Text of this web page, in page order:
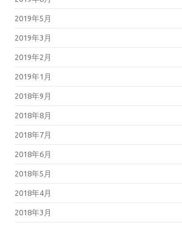
2019年5月
2019年3月
2019年2月
2019年1月
2018年9月
2018年8月
2018年7月
2018年6月
2018年5月
2018年4月
2018年3月